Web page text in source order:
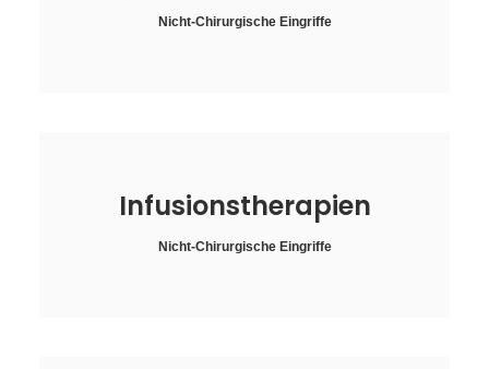
Nicht-Chirurgische Eingriffe
Infusionstherapien
Nicht-Chirurgische Eingriffe